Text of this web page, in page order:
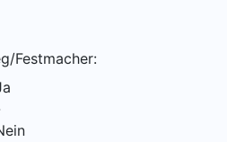
Festmacher: